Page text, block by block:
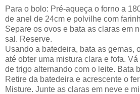
Para o bolo: Pré-aqueça o forno a
de anel de 24cm e polvilhe com
Separe os ovos e bata as claras em
sal. Reserve.
Usando a batedeira, bata as gemas,
até obter uma mistura clara e fofa.
de trigo alternando com o leite. Bata
Retire da batedeira e acrescente o
Misture. Junte as claras em neve e